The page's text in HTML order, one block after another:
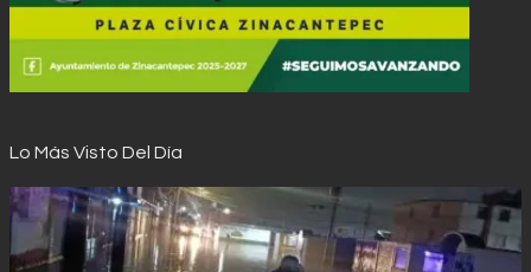
Lo Más Visto Del Día